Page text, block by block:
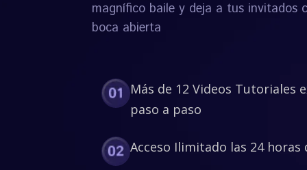
magnífico baile y deja a tus invitados
boca abierta
Más de 12 Videos Tutoriales
paso a paso
Acceso Ilimitado las 24 horas